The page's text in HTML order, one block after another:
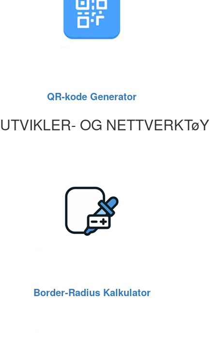
QR‑kode Generator
UTVIKLER- OG NETTVERKTøY
Border‑Radius Kalkulator